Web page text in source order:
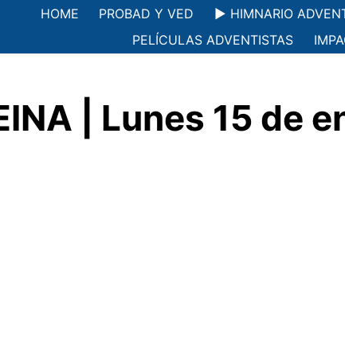
HOME PROBAD Y VED ▶️ HIMNARIO
PELÍCULAS ADVENTISTAS
| Lunes 15 de